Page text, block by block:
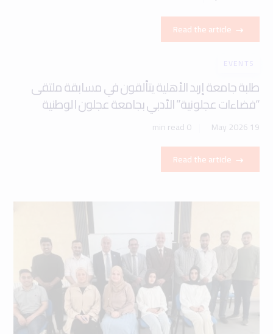
Read the article
EVENTS
طلبة جامعة إربد الأهلية يتألقون في مسابقة ملتقى
“فضاءات عجلونية” الأدبي بجامعة عجلون الوطنية
19 May 2026
0 min read
Read the article